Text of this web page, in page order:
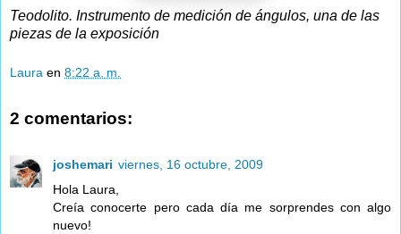
Teodolito. Instrumento de medición de ángulos, una de las
piezas de la exposición
Laura en 8:22 a. m.
2 comentarios:
joshemari viernes, 16 octubre, 2009
Hola Laura,
Creía conocerte pero cada día me sorprendes con algo
nuevo!